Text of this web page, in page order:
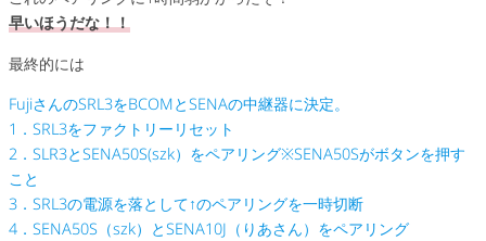
早いほうだな！！
最終的には
FujiさんのSRL3をBCOMとSENAの中継器に決定。
1．SRL3をファクトリーリセット
2．SLR3とSENA50S(szk）をペアリング※SENA50Sがボタンを押す
こと
3．SRL3の電源を落として↑のペアリングを一時切断
4．SENA50S（szk）とSENA10J（りあさん）をペアリング